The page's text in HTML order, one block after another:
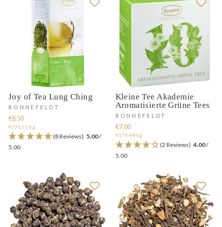
Joy of Tea Lung Ching
RONNEFELDT
€8,50
€236,11/kg
(8 Reviews) 5.00/
5.00
Kleine Tee Akademie
Aromatisierte Grüne Tees
RONNEFELDT
€7,00
€179,49/kg
(2 Reviews) 4.00/
5.00